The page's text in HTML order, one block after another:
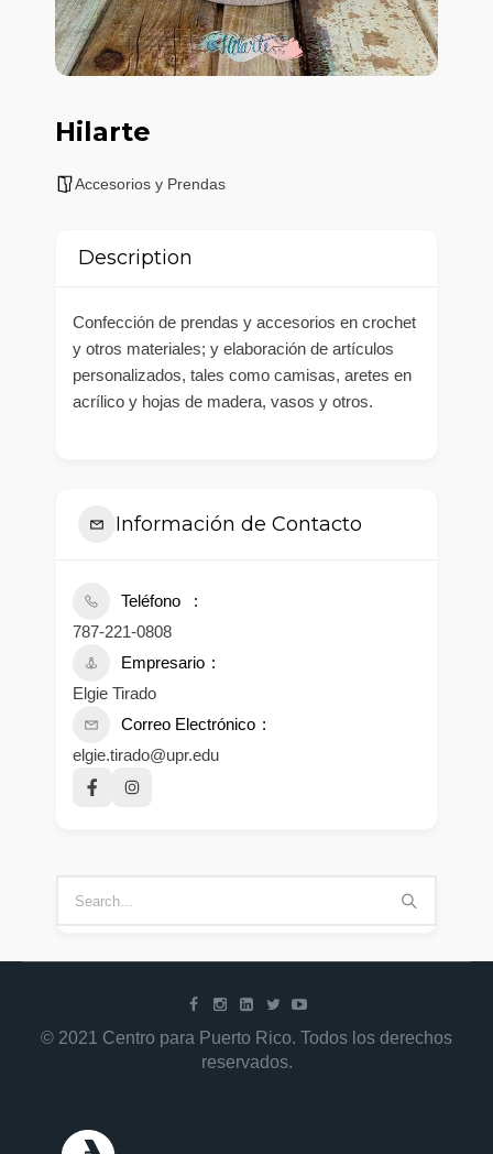
Hilarte
Accesorios y Prendas
Description
Confección de prendas y accesorios en crochet
y otros materiales; y elaboración de artículos
personalizados, tales como camisas, aretes en
acrílico y hojas de madera, vasos y otros.
Información de Contacto
Teléfono
787-221-0808
Empresario
Elgie Tirado
Correo Electrónico
elgie.tirado@upr.edu
© 2021 Centro para Puerto Rico. Todos los derechos
reservados.